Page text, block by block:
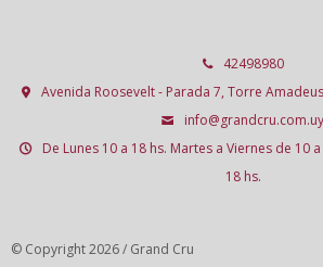
42498980
Avenida Roosevelt - Parada 7, Torre
info@grandcru.com.uy
De Lunes 10 a 18 hs. Martes a Viernes de 10
18 hs.
© Copyright 2026 / Grand Cru